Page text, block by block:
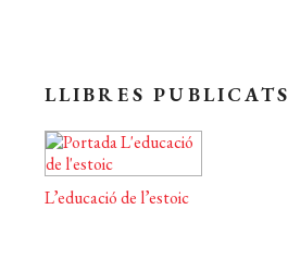
LLIBRES
L’educació de l’estoic